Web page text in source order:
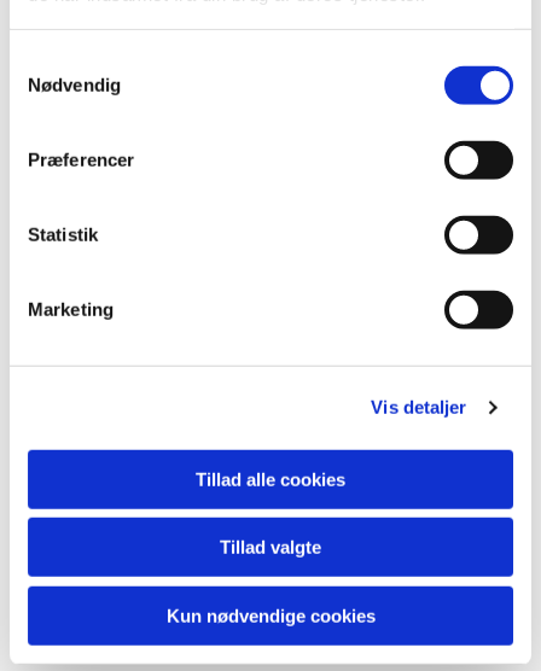
Nødvendig
Præferencer
Statistik
Marketing
Vis detaljer
Tillad alle cookies
Tillad valgte
Kun nødvendige cookies
Du vil måske også kunne lide...